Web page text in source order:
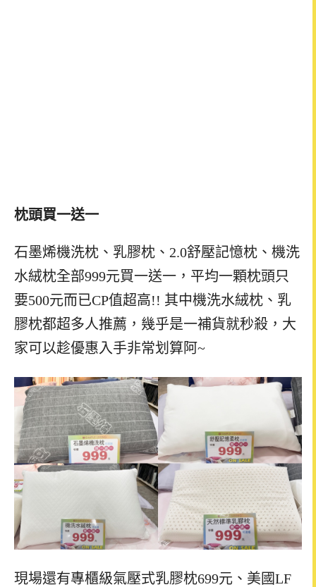
枕頭買一送一
石墨烯機洗枕、乳膠枕、2.0舒壓記憶枕、機洗
水絨枕全部999元買一送一，平均一顆枕頭只
要500元而已CP值超高!! 其中機洗水絨枕、乳
膠枕都超多人推薦，幾乎是一補貨就秒殺，大
家可以趁優惠入手非常划算阿~
現場還有專櫃級氣壓式乳膠枕699元、美國LF